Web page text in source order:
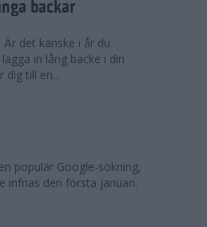
backar
det kanske i år du
in lång backe i din
till en...
populär Google-sökning,
infrias den första januari.